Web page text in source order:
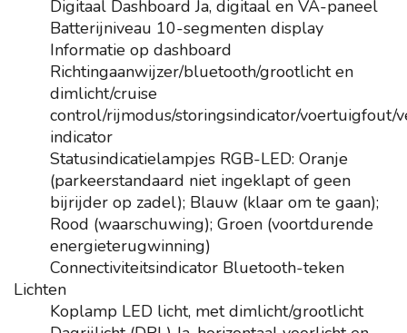
Digitaal Dashboard Ja, digitaal en VA-paneel
Batterijniveau 10-segmenten display
Informatie op dashboard
Richtingaanwijzer/bluetooth/grootlicht en
dimlicht/cruise
control/rijmodus/storingsindicator/voertuigfout/
indicator
Statusindicatielampjes RGB-LED: Oranje
(parkeerstandaard niet ingeklapt of geen
bijrijder op zadel); Blauw (klaar om te gaan);
Rood (waarschuwing); Groen (voortdurende
energieterugwinning)
Connectiviteitsindicator Bluetooth-teken
Lichten
Koplamp LED licht, met dimlicht/grootlicht